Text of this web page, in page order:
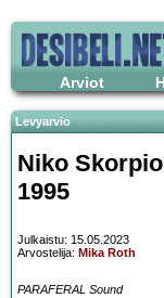
Arviot
Levyarvio
Niko
1995
Julkaistu: 15.05.2023
Arvostelija: Mika Roth
PARAFERAL Sound